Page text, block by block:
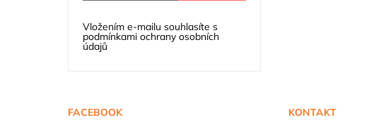
Vložením e-mailu souhlasíte s
podmínkami ochrany osobních
údajů
FACEBOOK KONTAKT